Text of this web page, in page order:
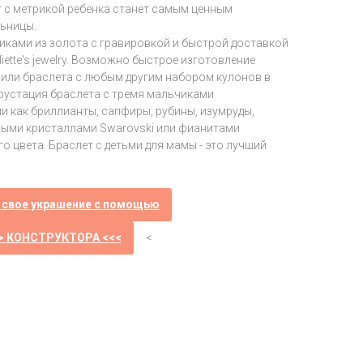
метрикой ребенка станет самым ценным
из золота с гравировкой и быстрой доставкой
jewelry. Возможно быстрое изготовление
браслета с любым другим набором кулонов в
браслета с тремя мальчиками
как бриллианты, сапфиры, рубины, изумруды,
кристаллами Swarovski или фианитами
цвета. Браслет с детьми для мамы - это лучший
свое украшение с помощью
КОНСТРУКТОРА <<< <